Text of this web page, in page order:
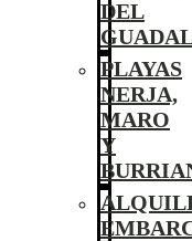
DEL
PLAYAS
NERJA,
MARO
Y